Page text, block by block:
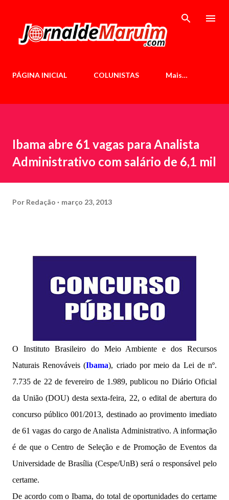
PÁGINA INICIAL COLUNISTAS Mais…
Ibama abre 61 vagas para Analista
Administrativo com salário de 6,1 mil
Por Redação março 23, 2013
O Instituto Brasileiro do Meio Ambiente e dos Recursos
Naturais Renováveis (Ibama), criado por meio da Lei de nº.
7.735 de 22 de fevereiro de 1.989, publicou no Diário Oficial
da União (DOU) desta sexta-feira, 22, o edital de abertura do
concurso público 001/2013, destinado ao provimento imediato
de 61 vagas do cargo de Analista Administrativo. A informação
é de que o Centro de Seleção e de Promoção de Eventos da
Universidade de Brasília (Cespe/UnB) será o responsável pelo
certame.
De acordo com o Ibama, do total de oportunidades do certame